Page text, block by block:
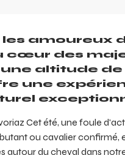
amoureux
cœur des
altitude de
une
Cet été, une foule
ou cavalier confirmé,
du cheval dans